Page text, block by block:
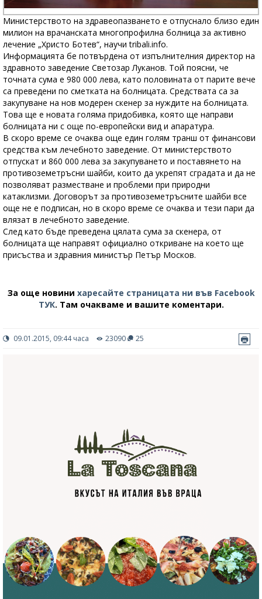
Министерството на здравеопазването е отпуснало близо един
милион на врачанската многопрофилна болница за активно
лечение „Христо Ботев“, научи tribali.info.
Информацията бе потвърдена от изпълнителния директор на
здравното заведение Светозар Луканов. Той поясни, че
точната сума е 980 000 лева, като половината от парите вече
са преведени по сметката на болницата. Средствата са за
закупуване на нов модерен скенер за нуждите на болницата.
Това ще е новата голяма придобивка, която ще направи
болницата ни с още по-европейски вид и апаратура.
В скоро време се очаква още един голям транш от финансови
средства към лечебното заведение. От министерството
отпускат и 860 000 лева за закупуването и поставянето на
противоземетръсни шайби, които да укрепят сградата и да не
позволяват разместване и проблеми при природни
катаклизми. Договорът за противоземетръсните шайби все
още не е подписан, но в скоро време се очаква и тези пари да
влязат в лечебното заведение.
След като бъде преведена цялата сума за скенера, от
болницата ще направят официално откриване на което ще
присъства и здравния министър Петър Москов.
За още новини харесайте страницата ни във Facebook
ТУК. Там очакваме и вашите коментари.
09.01.2015, 09:44 часа 23090 25